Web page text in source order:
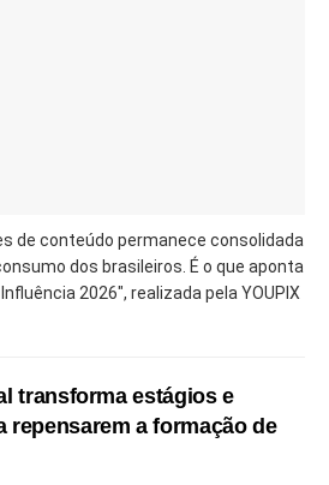
de conteúdo permanece consolidada
dos brasileiros. É o que aponta
2026", realizada pela YOUPIX
transforma estágios e
repensarem a formação de